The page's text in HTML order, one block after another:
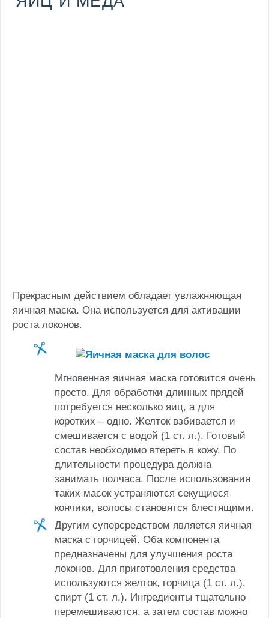
Прекрасным действием обладает увлажняющая
яичная маска. Она используется для активации
роста локонов.
Мгновенная яичная маска готовится очень
просто. Для обработки длинных прядей
потребуется несколько яиц, а для
коротких – одно. Желток взбивается и
смешивается с водой (1 ст. л.). Готовый
состав необходимо втереть в кожу. По
длительности процедура должна
занимать полчаса. После использования
таких масок устраняются секущиеся
кончики, волосы становятся блестящими.
Другим суперсредством является яичная
маска с горчицей. Оба компонента
предназначены для улучшения роста
локонов. Для приготовления средства
используются желток, горчица (1 ст. л.),
спирт (1 ст. л.). Ингредиенты тщательно
перемешиваются, а затем состав можно